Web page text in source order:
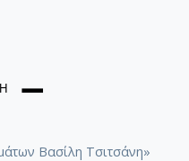
Βασίλη Τσιτσάνη»